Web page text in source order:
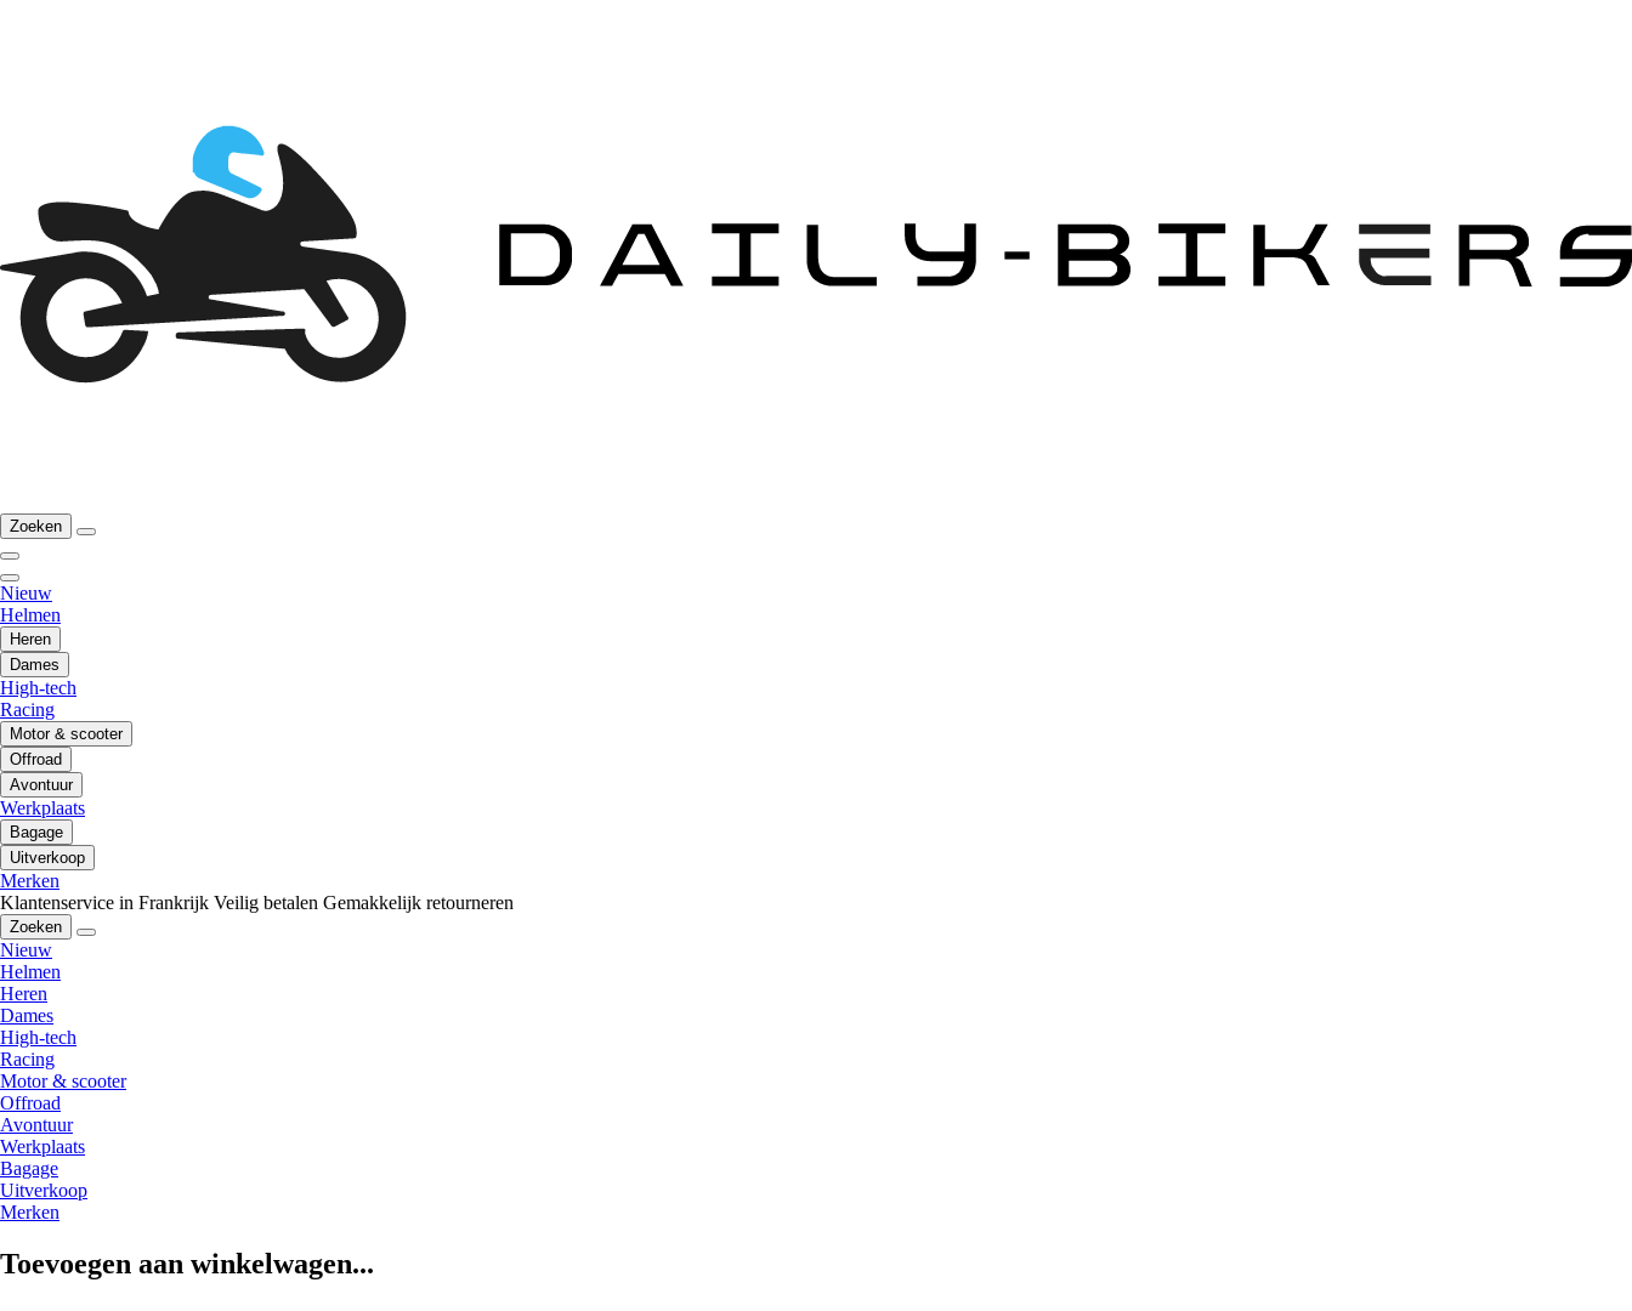
Zoeken
Nieuw
Helmen
Heren
Dames
High-tech
Racing
Motor & scooter
Offroad
Avontuur
Werkplaats
Bagage
Uitverkoop
Merken
Klantenservice in Frankrijk Veilig betalen Gemakkelijk retourneren
Zoeken
Nieuw
Helmen
Heren
Dames
High-tech
Racing
Motor & scooter
Offroad
Avontuur
Werkplaats
Bagage
Uitverkoop
Merken
Toevoegen aan winkelwagen...